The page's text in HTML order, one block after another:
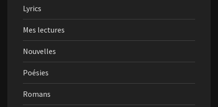
Lyrics
Mes lectures
Nouvelles
Poésies
Romans